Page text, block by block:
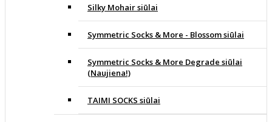
Silky Mohair siūlai
Symmetric Socks & More - Blossom siūlai
Symmetric Socks & More Degrade siūlai
(Naujiena!)
TAIMI SOCKS siūlai